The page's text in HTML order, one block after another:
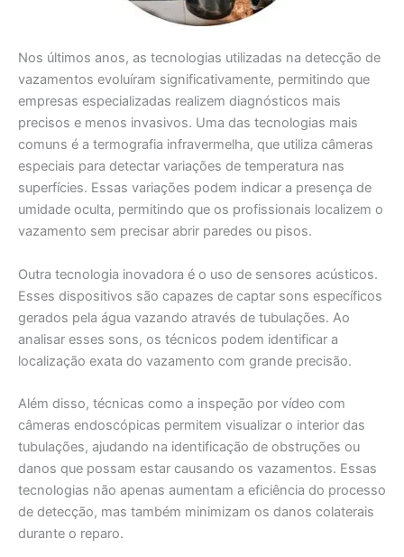
Nos últimos anos, as tecnologias utilizadas na detecção de
vazamentos evoluíram significativamente, permitindo que
empresas especializadas realizem diagnósticos mais
precisos e menos invasivos. Uma das tecnologias mais
comuns é a termografia infravermelha, que utiliza câmeras
especiais para detectar variações de temperatura nas
superfícies. Essas variações podem indicar a presença de
umidade oculta, permitindo que os profissionais localizem o
vazamento sem precisar abrir paredes ou pisos.
Outra tecnologia inovadora é o uso de sensores acústicos.
Esses dispositivos são capazes de captar sons específicos
gerados pela água vazando através de tubulações. Ao
analisar esses sons, os técnicos podem identificar a
localização exata do vazamento com grande precisão.
Além disso, técnicas como a inspeção por vídeo com
câmeras endoscópicas permitem visualizar o interior das
tubulações, ajudando na identificação de obstruções ou
danos que possam estar causando os vazamentos. Essas
tecnologias não apenas aumentam a eficiência do processo
de detecção, mas também minimizam os danos colaterais
durante o reparo.